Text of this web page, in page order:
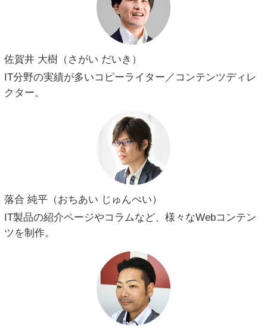
佐賀井 大樹（さがい だいき）
IT分野の実績が多いコピーライター／コンテンツディレ
クター。
落合 純平（おちあい じゅんぺい）
IT製品の紹介ページやコラムなど、様々なWebコンテン
ツを制作。